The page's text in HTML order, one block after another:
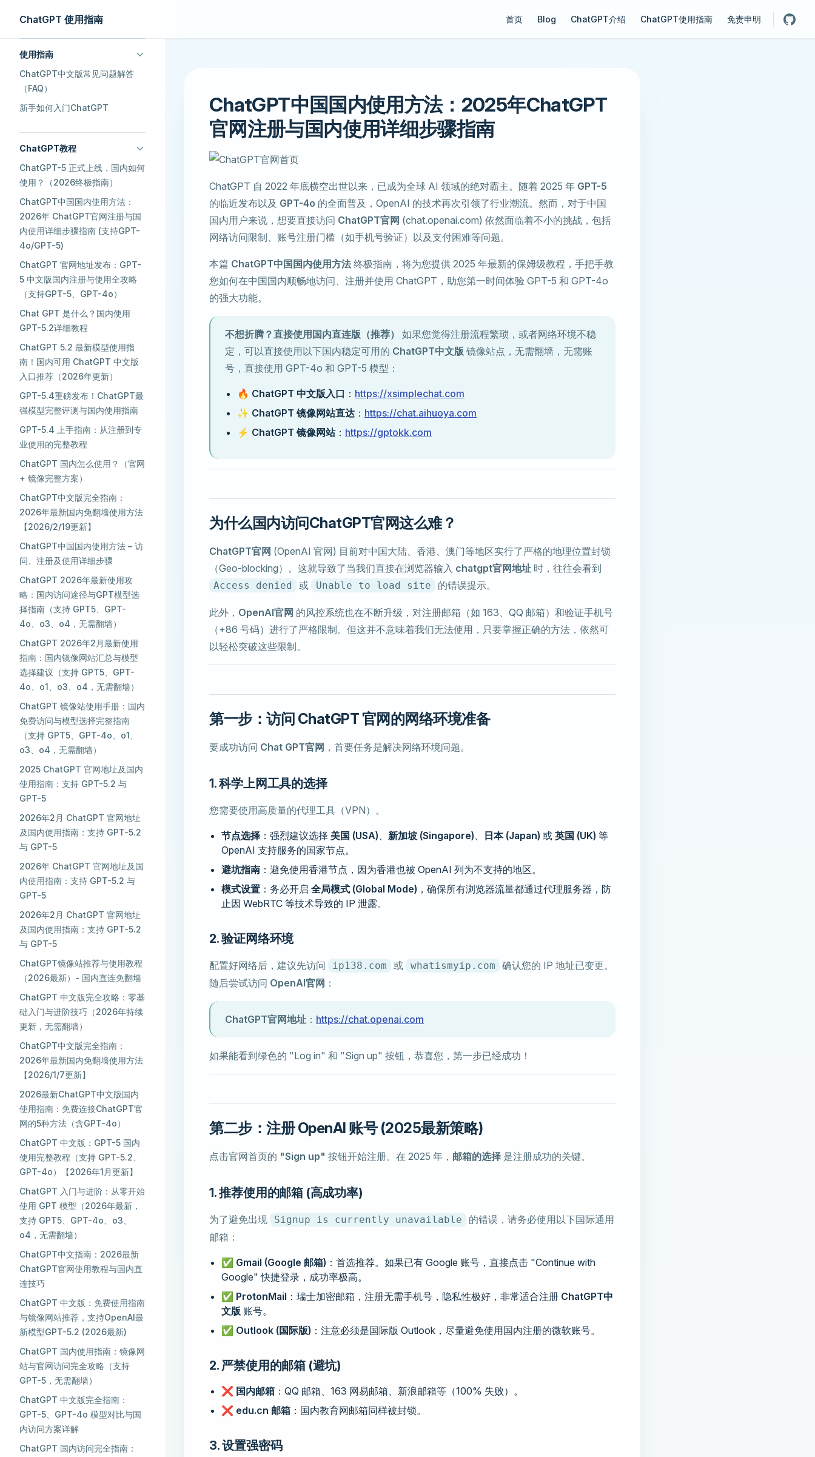
Skip to content
ChatGPT 使用指南 首页 Blog ChatGPT介绍 ChatGPT使用指南 免责申明
使用指南
ChatGPT中文版常见问题解答
（FAQ）
新手如何入门ChatGPT
ChatGPT教程
ChatGPT-5 正式上线，国内如何
使用？（2026终极指南）
ChatGPT中国国内使用方法：
2026年 ChatGPT官网注册与国
内使用详细步骤指南 (支持GPT-
4o/GPT-5)
ChatGPT 官网地址发布：GPT-
5 中文版国内注册与使用全攻略
（支持GPT-5、GPT-4o）
Chat GPT 是什么？国内使用
GPT-5.2详细教程
ChatGPT 5.2 最新模型使用指
南！国内可用 ChatGPT 中文版
入口推荐（2026年更新）
GPT-5.4重磅发布！ChatGPT最
强模型完整评测与国内使用指南
GPT-5.4 上手指南：从注册到专
业使用的完整教程
ChatGPT 国内怎么使用？（官网
+ 镜像完整方案） ​
ChatGPT中文版完全指南：
2026年最新国内免翻墙使用方法
【2026/2/19更新】
ChatGPT中国国内使用方法 – 访
问、注册及使用详细步骤
ChatGPT 2026年最新使用攻
略：国内访问途径与GPT模型选
择指南（支持 GPT5、GPT-
4o、o3、o4，无需翻墙）
ChatGPT 2026年2月最新使用
指南：国内镜像网站汇总与模型
选择建议（支持 GPT5、GPT-
4o、o1、o3、o4，无需翻墙）
ChatGPT 镜像站使用手册：国内
免费访问与模型选择完整指南
（支持 GPT5、GPT-4o、o1、
o3、o4，无需翻墙）
2025 ChatGPT 官网地址及国内
使用指南：支持 GPT-5.2 与
GPT-5
2026年2月 ChatGPT 官网地址
及国内使用指南：支持 GPT-5.2
与 GPT-5
2026年 ChatGPT 官网地址及国
内使用指南：支持 GPT-5.2 与
GPT-5
2026年2月 ChatGPT 官网地址
及国内使用指南：支持 GPT-5.2
与 GPT-5
ChatGPT镜像站推荐与使用教程
（2026最新）- 国内直连免翻墙
ChatGPT 中文版完全攻略：零基
础入门与进阶技巧（2026年持续
更新，无需翻墙）
ChatGPT中文版完全指南：
2026年最新国内免翻墙使用方法
【2026/1/7更新】
2026最新ChatGPT中文版国内
使用指南：免费连接ChatGPT官
网的5种方法（含GPT-4o）
ChatGPT 中文版：GPT-5 国内
使用完整教程（支持 GPT-5.2、
GPT-4o）【2026年1月更新】
ChatGPT 入门与进阶：从零开始
使用 GPT 模型（2026年最新，
支持 GPT5、GPT-4o、o3、
o4，无需翻墙）
ChatGPT中文指南：2026最新
ChatGPT官网使用教程与国内直
连技巧
ChatGPT 中文版：免费使用指南
与镜像网站推荐，支持OpenAI最
新模型GPT-5.2 (2026最新)
ChatGPT 国内使用指南：镜像网
站与官网访问完全攻略（支持
GPT-5，无需翻墙）
ChatGPT 中文版完全指南：
GPT-5、GPT-4o 模型对比与国
内访问方案详解
ChatGPT 国内访问完全指南：
ChatGPT中国国内使用方法：2025年ChatGPT
官网注册与国内使用详细步骤指南
ChatGPT 自 2022 年底横空出世以来，已成为全球 AI 领域的绝对霸主。随着 2025 年 GPT-5
的临近发布以及 GPT-4o 的全面普及，OpenAI 的技术再次引领了行业潮流。然而，对于中国
国内用户来说，想要直接访问 ChatGPT官网 (chat.openai.com) 依然面临着不小的挑战，包括
网络访问限制、账号注册门槛（如手机号验证）以及支付困难等问题。
本篇 ChatGPT中国国内使用方法 终极指南，将为您提供 2025 年最新的保姆级教程，手把手教
您如何在中国国内顺畅地访问、注册并使用 ChatGPT，助您第一时间体验 GPT-5 和 GPT-4o
的强大功能。
不想折腾？直接使用国内直连版（推荐）
如果您觉得注册流程繁琐，或者网络环境不稳
定，可以直接使用以下国内稳定可用的 ChatGPT中文版 镜像站点，无需翻墙，无需账
号，直接使用 GPT-4o 和 GPT-5 模型：
🔥 ChatGPT 中文版入口 ： https://xsimplechat.com
✨ ChatGPT 镜像网站直达 ： https://chat.aihuoya.com
⚡ ChatGPT 镜像网站： https://gptokk.com
为什么国内访问ChatGPT官网这么难？
ChatGPT官网 (OpenAI 官网) 目前对中国大陆、香港、澳门等地区实行了严格的地理位置封锁
（Geo-blocking）。这就导致了当我们直接在浏览器输入 chatgpt官网地址 时，往往会看到
Access denied 或 Unable to load site 的错误提示。
此外， OpenAI官网 的风控系统也在不断升级，对注册邮箱（如 163、QQ 邮箱）和验证手机号
（+86 号码）进行了严格限制。但这并不意味着我们无法使用，只要掌握正确的方法，依然可
以轻松突破这些限制。
第一步：访问 ChatGPT 官网的网络环境准备
要成功访问 Chat GPT官网 ，首要任务是解决网络环境问题。
1. 科学上网工具的选择
您需要使用高质量的代理工具（VPN）。
节点选择 ：强烈建议选择 美国 (USA)、 新加坡 (Singapore)、 日本 (Japan) 或 英国 (UK) 等
OpenAI 支持服务的国家节点。
避坑指南 ：避免使用香港节点，因为香港也被 OpenAI 列为不支持的地区。
模式设置 ：务必开启 全局模式 (Global Mode) ，确保所有浏览器流量都通过代理服务器，防
止因 WebRTC 等技术导致的 IP 泄露。
2. 验证网络环境
配置好网络后，建议先访问 ip138.com 或 whatismyip.com
确认您的 IP 地址已变更。
随后尝试访问 OpenAI官网 ：
ChatGPT官网地址 ： https://chat.openai.com
如果能看到绿色的 "Log in" 和 "Sign up" 按钮，恭喜您，第一步已经成功！
第二步：注册 OpenAI 账号 (2025最新策略)
点击官网首页的 "Sign up" 按钮开始注册。在 2025 年， 邮箱的选择 是注册成功的关键。
1. 推荐使用的邮箱 (高成功率)
为了避免出现 Signup is currently unavailable
的错误，请务必使用以下国际通用
邮箱：
✅ Gmail (Google 邮箱) ：首选推荐。如果已有 Google 账号，直接点击 "Continue with
Google" 快捷登录，成功率极高。
✅ ProtonMail ：瑞士加密邮箱，注册无需手机号，隐私性极好，非常适合注册 ChatGPT中
文版 账号。
✅ Outlook (国际版) ：注意必须是国际版 Outlook，尽量避免使用国内注册的微软账号。
2. 严禁使用的邮箱 (避坑)
❌ 国内邮箱 ：QQ 邮箱、163 网易邮箱、新浪邮箱等（100% 失败）。
❌ edu.cn 邮箱 ：国内教育网邮箱同样被封锁。
3. 设置强密码